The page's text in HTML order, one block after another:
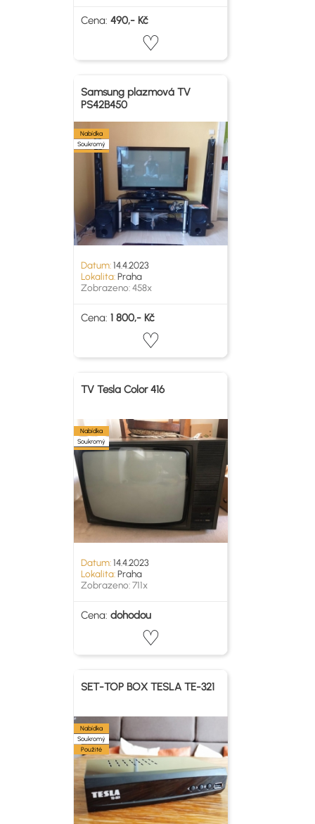
Cena: 490,- Kč
Samsung plazmová TV
PS42B450
Nabídka
Soukromý
Datum:14.4.2023
Lokalita:Praha
Zobrazeno: 458x
Cena: 1 800,- Kč
TV Tesla Color 416
Nabídka
Soukromý
Datum:14.4.2023
Lokalita:Praha
Zobrazeno: 711x
Cena: dohodou
SET-TOP BOX TESLA TE-321
Nabídka
Soukromý
Použité